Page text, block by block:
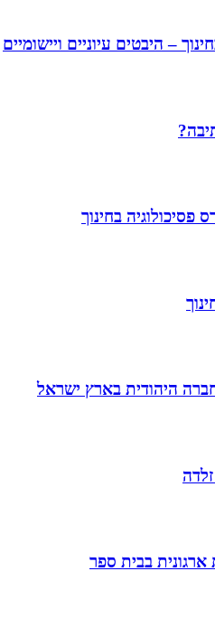
– היבטים עיוניים ויישומיים
בחינוך
היהודית בארץ ישראל
בבית ספר